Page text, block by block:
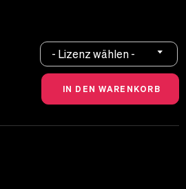
- Lizenz wählen -